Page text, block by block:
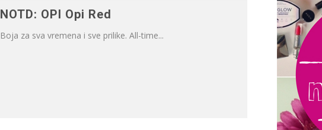
NOTD: OPI Opi Red
Boja za sva vremena i sve prilike. All-time...